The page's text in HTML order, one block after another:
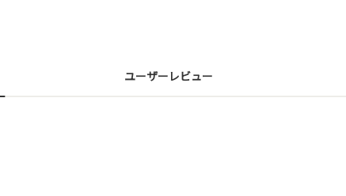
ユーザーレビュー